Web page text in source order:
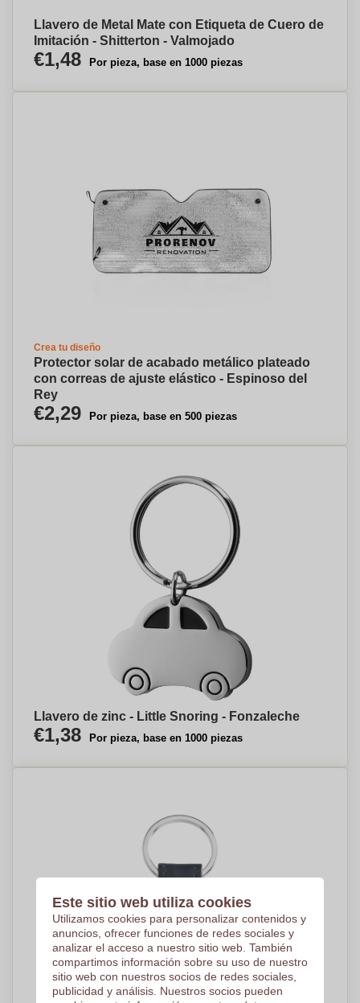
Llavero de Metal Mate con Etiqueta de Cuero de
Imitación - Shitterton - Valmojado
€1,48 Por pieza, base en 1000 piezas
Crea tu diseño
Protector solar de acabado metálico plateado
con correas de ajuste elástico - Espinoso del
Rey
€2,29 Por pieza, base en 500 piezas
Llavero de zinc - Little Snoring - Fonzaleche
€1,38 Por pieza, base en 1000 piezas
Este sitio web utiliza cookies
Utilizamos cookies para personalizar contenidos y
anuncios, ofrecer funciones de redes sociales y
analizar el acceso a nuestro sitio web. También
compartimos información sobre su uso de nuestro
sitio web con nuestros socios de redes sociales,
publicidad y análisis. Nuestros socios pueden